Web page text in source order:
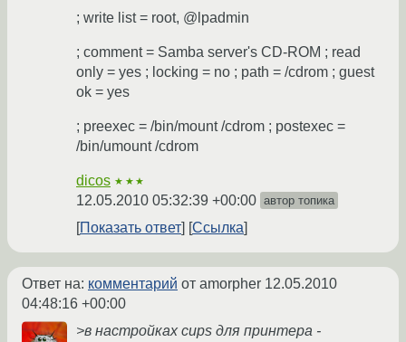
; write list = root, @lpadmin
; comment = Samba server's CD-ROM ; read
only = yes ; locking = no ; path = /cdrom ; guest
ok = yes
; preexec = /bin/mount /cdrom ; postexec =
/bin/umount /cdrom
dicos ★★★
12.05.2010 05:32:39 +00:00 автор топика
Показать ответ Ссылка
Ответ на: комментарий от amorpher 12.05.2010
04:48:16 +00:00
>в настройках cups для принтера -